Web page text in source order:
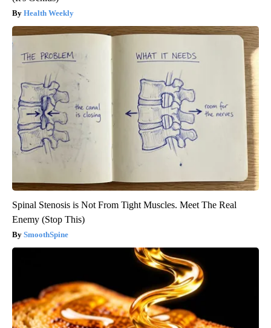
Health Weekly
Spinal Stenosis is Not From Tight Muscles. Meet The Real
Enemy (Stop This)
SmoothSpine